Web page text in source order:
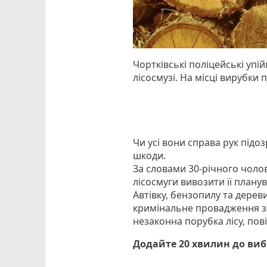
Чортківські поліцейські
лісосмузі. На місці
Чи усі вони справа рук
шкоди.
За словами 30-річного
лісосмуги вивозити її
Автівку, бензопилу та
кримінальне провадження
незаконна порубка лісу,
Додайте 20 хвилин до